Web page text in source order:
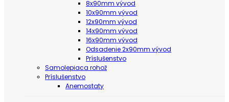
8x90mm vývod
10x90mm vývod
12x90mm vývod
14x90mm vývod
16x90mm vývod
Odsadenie 2x90mm vývod
Príslušenstvo
Samolepiaca rohož
Príslušenstvo
Anemostaty